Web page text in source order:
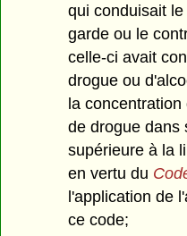
qui conduisait
garde ou le
celle-ci avait
drogue ou
la
de drogue dans
supérieure à la
en vertu du
l'application de
ce code;